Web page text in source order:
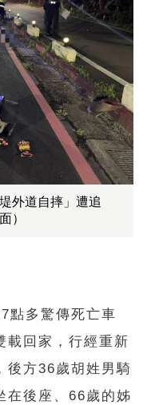
外道自摔」遭追
）
點多驚傳死亡車
載回家，行經重新
後方36歲胡姓男騎
在後座、66歲的姊